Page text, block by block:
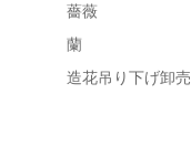
薔薇
蘭
造花吊り下げ卸売